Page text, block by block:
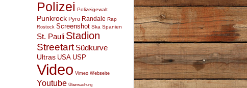
Polizei Polizeigewalt
Punkrock Pyro Randale Rap
Rostock Screenshot Ska Spanien
St. Pauli Stadion
Streetart Südkurve
Ultras USA USP
Video Vimeo Webseite
Youtube Überwachung